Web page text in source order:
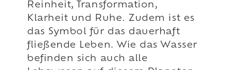
Reinheit, Transformation,
Klarheit und Ruhe. Zudem ist es
das Symbol für das dauerhaft
fließende Leben. Wie das Wasser
befinden sich auch alle